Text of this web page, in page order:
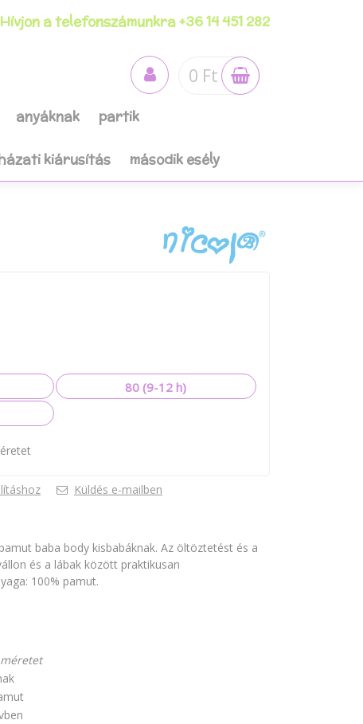
Hívjon a telefonszámunkra +36 14 451 282
0 Ft
anyáknak partik
kiárusítás második esély
80 (9-12 h)
Küldés e-mailben
baba body kisbabáknak. Az öltöztetést és a
és a lábak között praktikusan
100% pamut.